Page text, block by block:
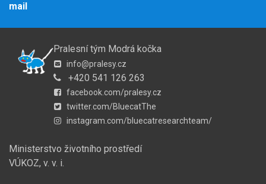
mail
Pralesní tým Modrá kočka
info@pralesy.cz
+420 541 126 263
facebook.com/pralesy.cz
twitter.com/BluecatThe
instagram.com/bluecatresearchteam/
Ministerstvo životního prostředí
VÚKOZ, v. v. i.